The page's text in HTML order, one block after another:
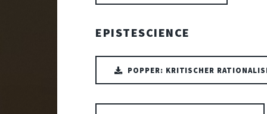
EPISTESCIENCE
POPPER: KRITISCHER